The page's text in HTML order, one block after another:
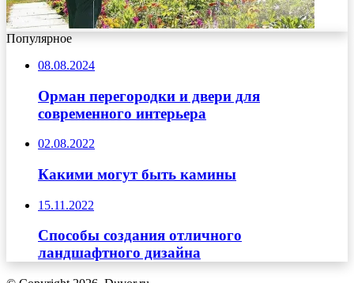
Популярное
08.08.2024
Орман перегородки и двери для
современного интерьера
02.08.2022
Какими могут быть камины
15.11.2022
Способы создания отличного
ландшафтного дизайна